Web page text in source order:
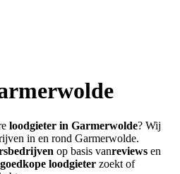
loodgieter in Garmerwolde? Wij
in en rond Garmerwolde.
op basis vanreviews en
goedkope loodgieter zoekt of